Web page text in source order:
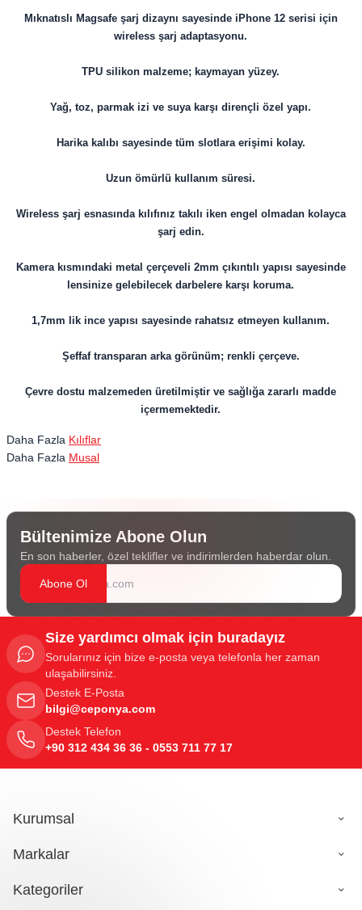
Mıknatıslı Magsafe şarj dizaynı sayesinde iPhone 12 serisi için
wireless şarj adaptasyonu.
TPU silikon malzeme; kaymayan yüzey.
Yağ, toz, parmak izi ve suya karşı dirençli özel yapı.
Harika kalıbı sayesinde tüm slotlara erişimi kolay.
Uzun ömürlü kullanım süresi.
Wireless şarj esnasında kılıfınız takılı iken engel olmadan kolayca
şarj edin.
Kamera kısmındaki metal çerçeveli 2mm çıkıntılı yapısı sayesinde
lensinize gelebilecek darbelere karşı koruma.
1,7mm lik ince yapısı sayesinde rahatsız etmeyen kullanım.
Şeffaf transparan arka görünüm; renkli çerçeve.
Çevre dostu malzemeden üretilmiştir ve sağlığa zararlı madde
içermemektedir.
Daha Fazla Kılıflar
Daha Fazla Musal
Bültenimize Abone Olun
En son haberler, özel teklifler ve indirimlerden haberdar olun.
Abone Ol
Size yardımcı olmak için buradayız
Sorularınız için bize e-posta veya telefonla her zaman
ulaşabilirsiniz.
Destek E-Posta
bilgi@ceponya.com
Destek Telefon
+90 312 434 36 36 - 0553 711 77 17
Kurumsal
Markalar
Kategoriler